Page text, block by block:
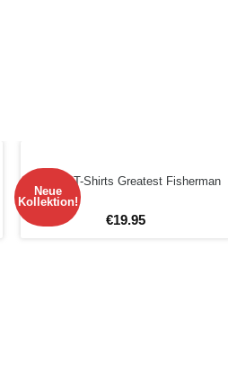
Neue
Kollektion!
Männer T-Shirts Greatest Fisherman
€19.95